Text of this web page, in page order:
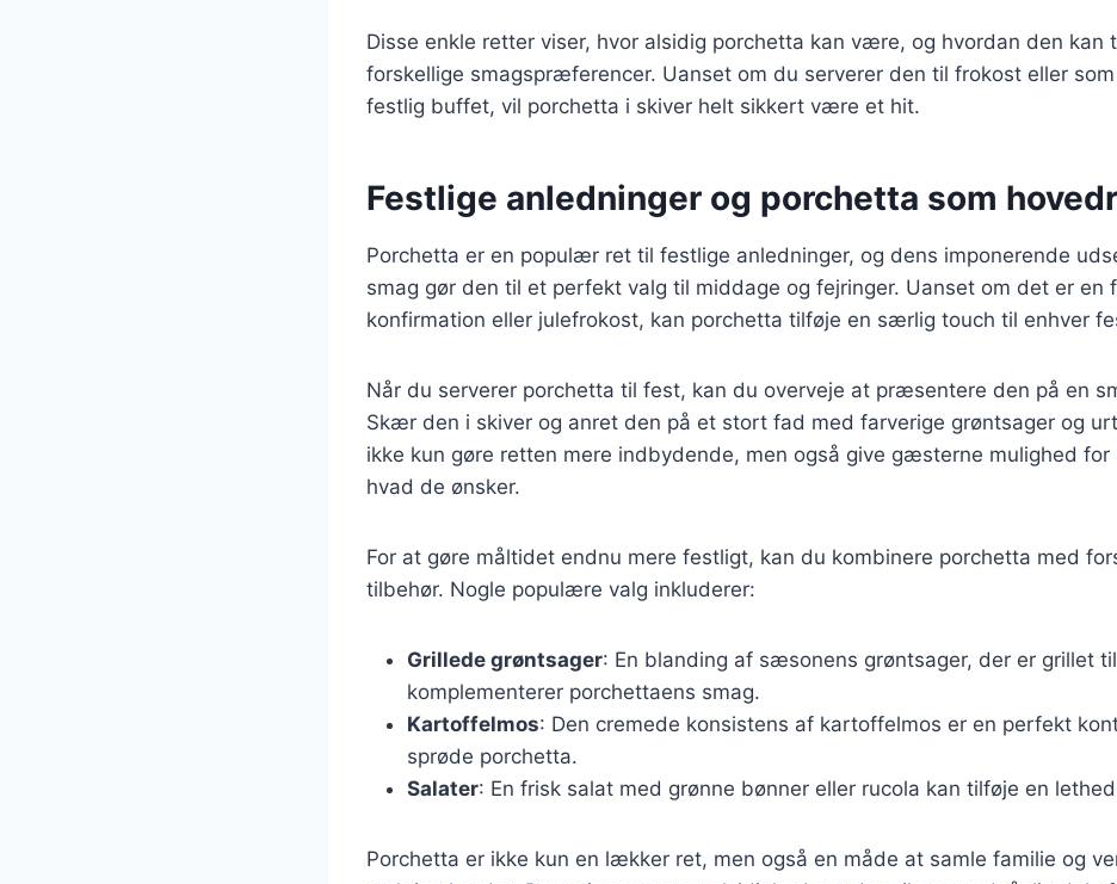
Disse enkle retter viser, hvor alsidig porchetta kan være, og hvordan den kan
forskellige smagspræferencer. Uanset om du serverer den til frokost eller
festlig buffet, vil porchetta i skiver helt sikkert være et hit.
Festlige anledninger og porchetta som
Porchetta er en populær ret til festlige anledninger, og dens imponerende
smag gør den til et perfekt valg til middage og fejringer. Uanset om det er en
konfirmation eller julefrokost, kan porchetta tilføje en særlig touch til enhver
Når du serverer porchetta til fest, kan du overveje at præsentere den på en
Skær den i skiver og anret den på et stort fad med farverige grøntsager og
ikke kun gøre retten mere indbydende, men også give gæsterne mulighed for
hvad de ønsker.
For at gøre måltidet endnu mere festligt, kan du kombinere porchetta med
tilbehør. Nogle populære valg inkluderer:
Grillede grøntsager: En blanding af sæsonens grøntsager, der er grillet
komplementerer porchettaens smag.
Kartoffelmos: Den cremede konsistens af kartoffelmos er en perfekt
sprøde porchetta.
Salater: En frisk salat med grønne bønner eller rucola kan tilføje en
Porchetta er ikke kun en lækker ret, men også en måde at samle familie og